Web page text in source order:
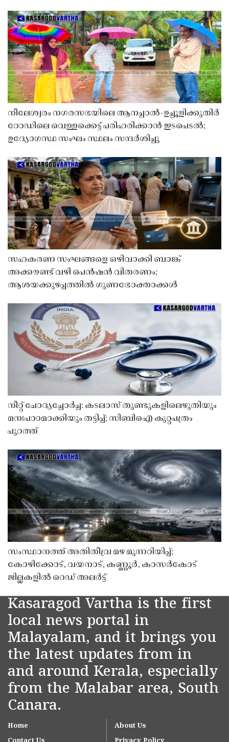
നീലേശ്വരം നഗരസഭയിലെ ആനച്ചാൽ-ഉച്ചൂളിക്കുതിർ
റോഡിലെ വെള്ളക്കെട്ട് പരിഹരിക്കാൻ ഇടപെടൽ;
ഉദ്യോഗസ്ഥ സംഘം സ്ഥലം സന്ദർശിച്ചു
സഹകരണ സംഘങ്ങളെ ഒഴിവാക്കി ബാങ്ക്
അക്കൗണ്ട് വഴി പെൻഷൻ വിതരണം;
ആശയക്കുഴപ്പത്തിൽ ഗുണഭോക്താക്കൾ
നീറ്റ് ചോദ്യച്ചോർച്ച: കടലാസ് തുണ്ടുകളിലെഴുതിയും
മനഃപാഠമാക്കിയും തട്ടിപ്പ്; സിബിഐ കുറ്റപത്രം
പുറത്ത്
സംസ്ഥാനത്ത് അതിതീവ്ര മഴ മുന്നറിയിപ്പ്;
കോഴിക്കോട്, വയനാട്, കണ്ണൂർ, കാസർകോട്
ജില്ലകളിൽ റെഡ് അലർട്ട്
Kasaragod Vartha is the first
local news portal in
Malayalam, and it brings you
the latest updates from in
and around Kerala, especially
from the Malabar area, South
Canara.
Home
About Us